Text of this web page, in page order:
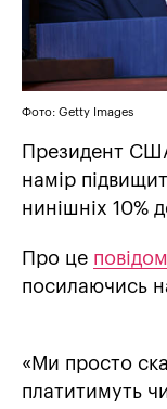
Фото: Getty Images
Президент
намір
нинішніх 10%
Про це
посилаючись
«Ми просто
платитимуть